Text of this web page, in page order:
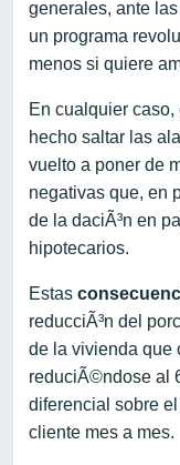
generales, ante
un programa
menos si quiere
En cualquier caso,
hecho saltar las
vuelto a poner de
negativas que, en
de la daciÃ³n en
hipotecarios.
Estas
reducciÃ³n del
de la vivienda que
reduciÃ©ndose al
diferencial sobre
cliente mes a mes.